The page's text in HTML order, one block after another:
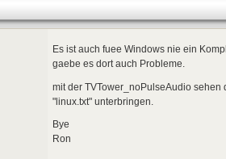
Es ist auch fuee Windows nie ein
gaebe es dort auch Probleme.
mit der TVTower_noPulseAudio
"linux.txt" unterbringen.
Bye
Ron